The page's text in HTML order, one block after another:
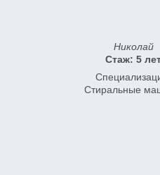
Николай
Стаж: 5
Стиральные